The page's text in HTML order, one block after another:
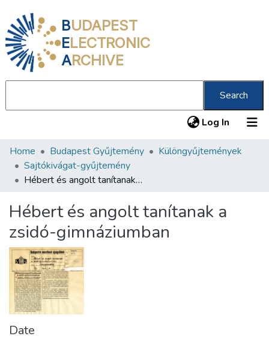
BUDAPEST
ELECTRONIC
ARCHIVE
Search
Log In (current)
Communities & Collections
All of DSpace
About us
Home Budapest Gyűjtemény
Különgyűjtemények
Sajtókivágat-gyűjtemény
Hébert és angolt tanítanak a zsidó-gimnáziumban
Hébert és angolt tanítanak a
zsidó-gimnáziumban
Date